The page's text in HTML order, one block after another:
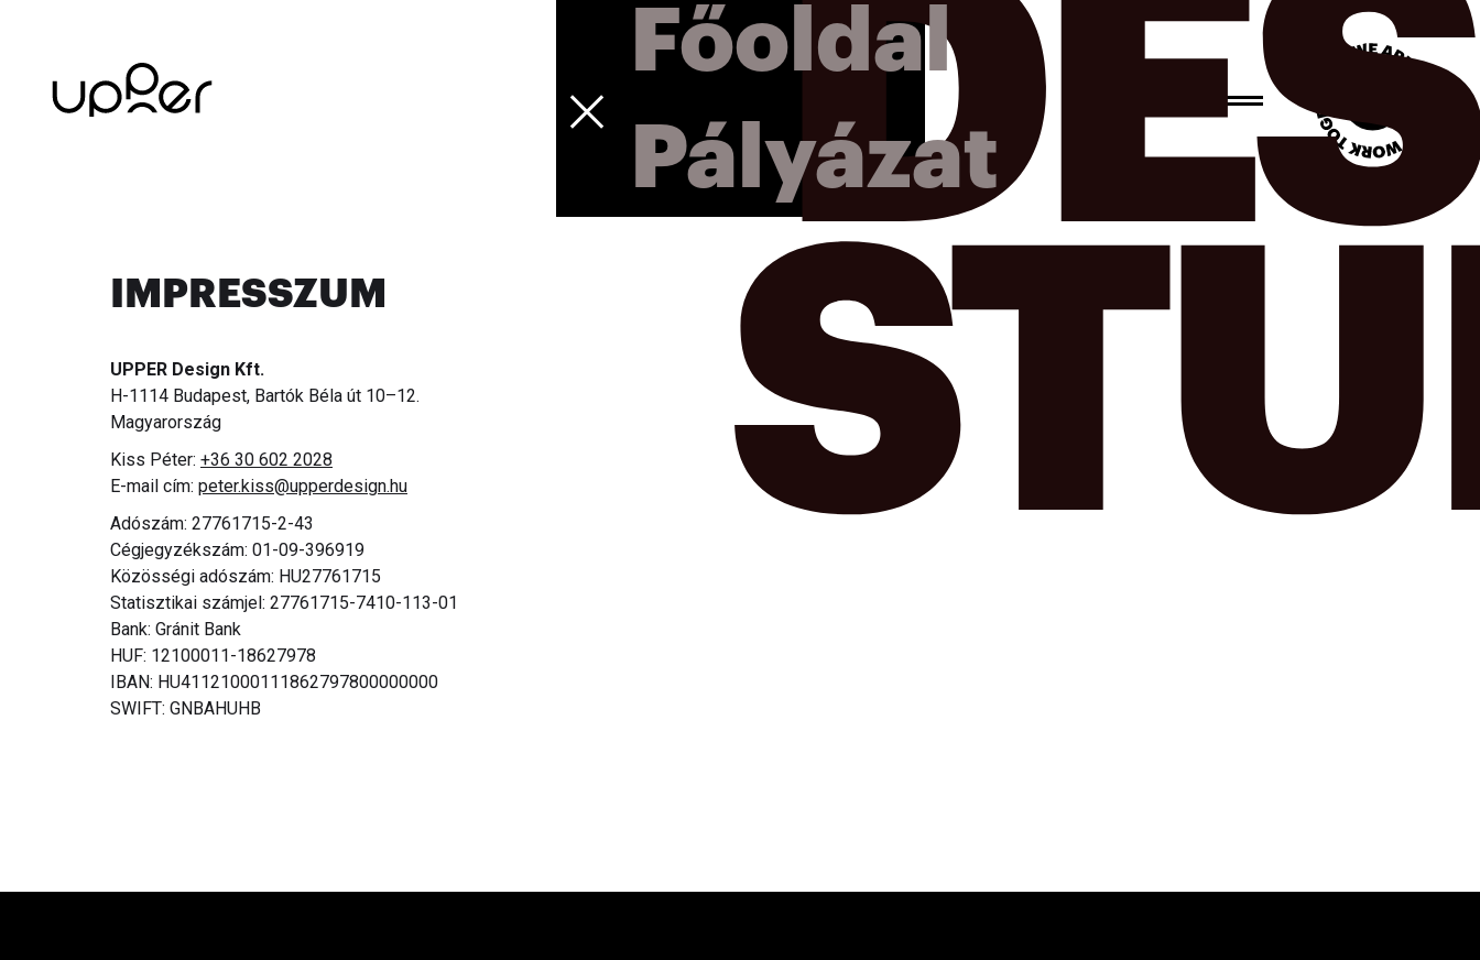
Főoldal
Pályázat
IMPRESSZUM
UPPER Design Kft.
H-1114 Budapest, Bartók Béla út 10–12.
Magyarország
Kiss Péter: +36 30 602 2028
E-mail cím: peter.kiss@upperdesign.hu
Adószám: 27761715-2-43
Cégjegyzékszám: 01-09-396919
Közösségi adószám: HU27761715
Statisztikai számjel: 27761715-7410-113-01
Bank: Gránit Bank
HUF: 12100011-18627978
IBAN: HU41121000111862797800000000
SWIFT: GNBAHUHB